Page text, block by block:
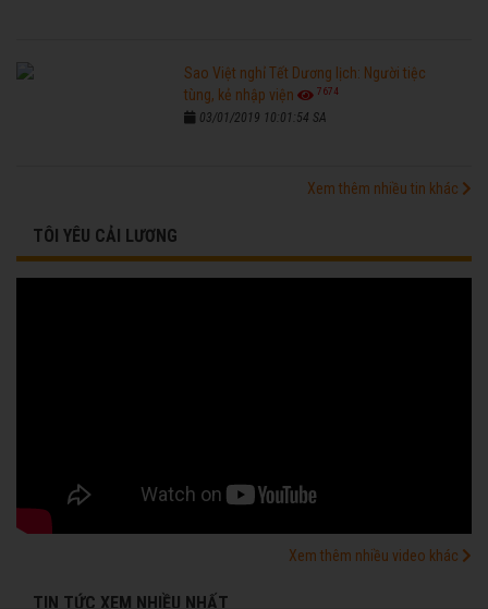
Sao Việt nghỉ Tết Dương lịch: Người tiệc
tùng, kẻ nhập viện
7674
03/01/2019 10:01:54 SA
Xem thêm nhiều tin khác
TÔI YÊU CẢI LƯƠNG
Xem thêm nhiều video khác
TIN TỨC XEM NHIỀU NHẤT